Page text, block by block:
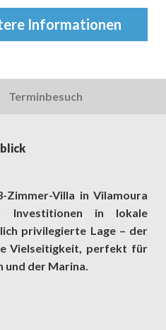
Informationen
Terminbesuch
Villa in Vilamoura
Investitionen in lokale
privilegierte Lage – der
Vielseitigkeit, perfekt für
und der Marina.